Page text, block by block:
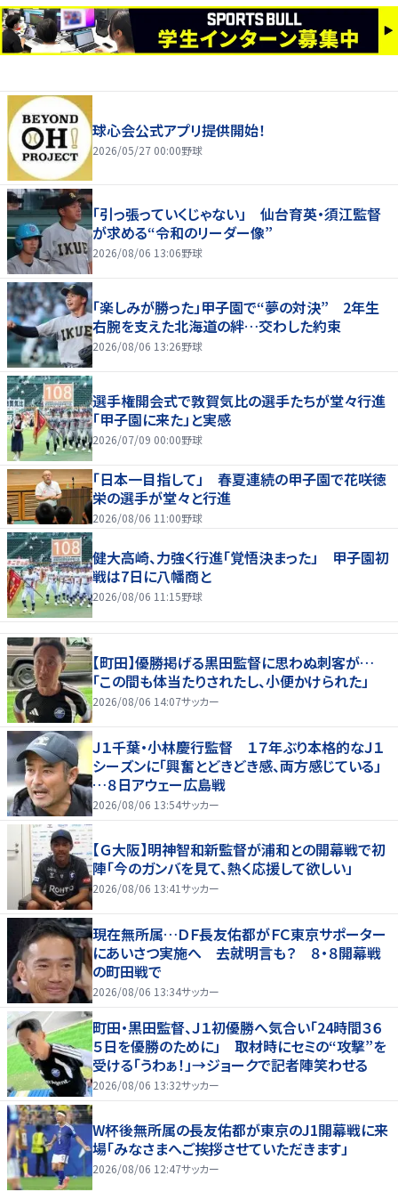
球心会公式アプリ提供開始！
2026/05/27 00:00野球
「引っ張っていくじゃない」 仙台育英・須江監督
が求める“令和のリーダー像”
2026/08/06 13:06野球
「楽しみが勝った」甲子園で“夢の対決” 2年生
右腕を支えた北海道の絆…交わした約束
2026/08/06 13:26野球
選手権開会式で敦賀気比の選手たちが堂々行進
「甲子園に来た」と実感
2026/07/09 00:00野球
「日本一目指して」 春夏連続の甲子園で花咲徳
栄の選手が堂々と行進
2026/08/06 11:00野球
健大高崎、力強く行進「覚悟決まった」 甲子園初
戦は7日に八幡商と
2026/08/06 11:15野球
【町田】優勝掲げる黒田監督に思わぬ刺客が…
「この間も体当たりされたし、小便かけられた」
2026/08/06 14:07サッカー
Ｊ１千葉・小林慶行監督 １７年ぶり本格的なＪ１
シーズンに「興奮とどきどき感、両方感じている」
…８日アウェー広島戦
2026/08/06 13:54サッカー
【Ｇ大阪】明神智和新監督が浦和との開幕戦で初
陣「今のガンバを見て、熱く応援して欲しい」
2026/08/06 13:41サッカー
現在無所属…ＤＦ長友佑都がＦＣ東京サポーター
にあいさつ実施へ 去就明言も？ ８・８開幕戦
の町田戦で
2026/08/06 13:34サッカー
町田・黒田監督、Ｊ１初優勝へ気合い「24時間３６
５日を優勝のために」 取材時にセミの“攻撃”を
受ける「うわぁ！」→ジョークで記者陣笑わせる
2026/08/06 13:32サッカー
W杯後無所属の長友佑都が東京のJ1開幕戦に来
場「みなさまへご挨拶させていただきます」
2026/08/06 12:47サッカー